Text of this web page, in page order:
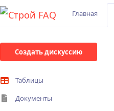
Главная
Создать дискуссию
Таблицы
Документы